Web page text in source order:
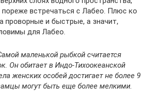
встречаться с Лабео. Плюс ко
проворные и быстрые, а значит,
для Лабео.
маленькой рыбкой считается
Он обитает в Индо-Тихоокеанской
женских особей достигает не более 9
могут быть еще более мелкими.